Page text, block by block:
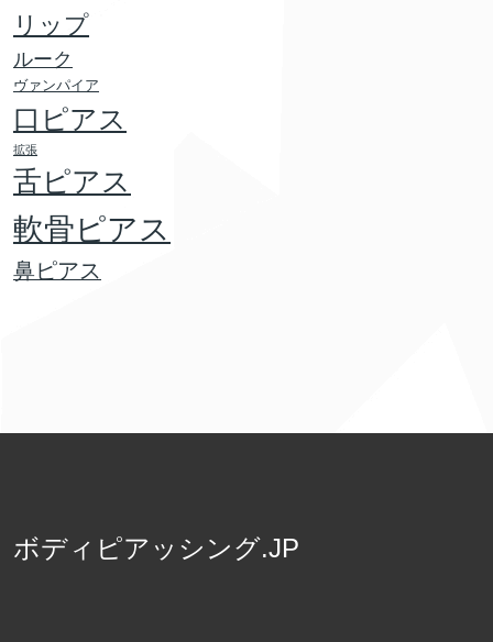
リップ
ルーク
ヴァンパイア
口ピアス
拡張
舌ピアス
軟骨ピアス
鼻ピアス
ボディピアッシング.JP